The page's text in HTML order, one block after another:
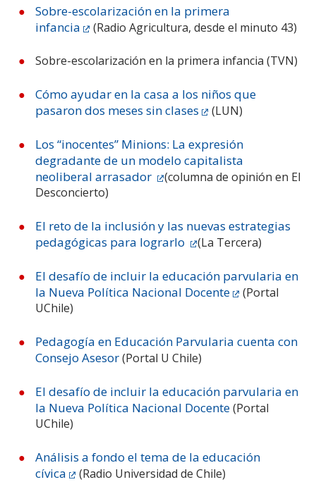
Sobre-escolarización en la primera
infancia
(Radio Agricultura, desde el minuto 43)
Sobre-escolarización en la primera infancia (TVN)
Cómo ayudar en la casa a los niños que
pasaron dos meses sin clases
(LUN)
Los “inocentes” Minions: La expresión
degradante de un modelo capitalista
neoliberal arrasador
(columna de opinión en El
Desconcierto)
El reto de la inclusión y las nuevas estrategias
pedagógicas para lograrlo
(La Tercera)
El desafío de incluir la educación parvularia en
la Nueva Política Nacional Docente
(Portal
UChile)
Pedagogía en Educación Parvularia cuenta con
Consejo Asesor(Portal U Chile)
El desafío de incluir la educación parvularia en
la Nueva Política Nacional Docente(Portal
UChile)
Análisis a fondo el tema de la educación
cívica
(Radio Universidad de Chile)